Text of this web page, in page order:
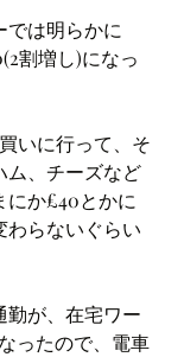
では明らかに
割増し)になっ
いに行って、そ
ム、チーズなど
にか£40とかに
わらないぐらい
勤が、在宅ワー
ったので、電車